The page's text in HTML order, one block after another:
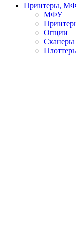
Принтеры,
МФУ
Опции
Сканеры